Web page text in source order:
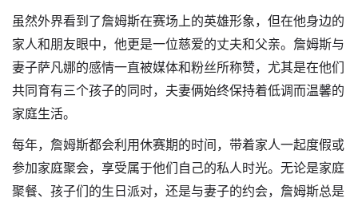
虽然外界看到了詹姆斯在赛场上的英雄形象，但在他身边的
家人和朋友眼中，他更是一位慈爱的丈夫和父亲。詹姆斯与
妻子萨凡娜的感情一直被媒体和粉丝所称赞，尤其是在他们
共同育有三个孩子的同时，夫妻俩始终保持着低调而温馨的
家庭生活。
每年，詹姆斯都会利用休赛期的时间，带着家人一起度假或
参加家庭聚会，享受属于他们自己的私人时光。无论是家庭
聚餐、孩子们的生日派对，还是与妻子的约会，詹姆斯总是